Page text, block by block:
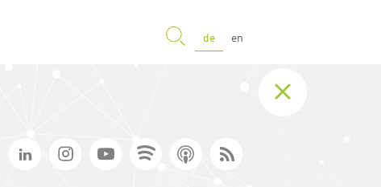
SUCHE de en